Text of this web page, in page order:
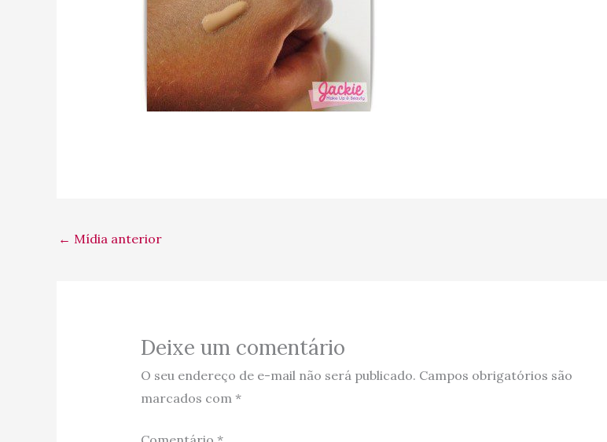
← Mídia anterior
Deixe um comentário
O seu endereço de e-mail não será publicado. Campos obrigatórios são
marcados com *